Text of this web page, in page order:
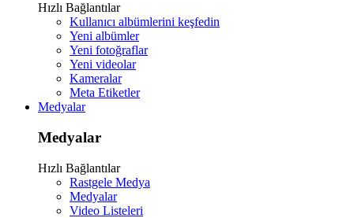
Hızlı Bağlantılar
Kullanıcı albümlerini keşfedin
Yeni albümler
Yeni fotoğraflar
Yeni videolar
Kameralar
Meta Etiketler
Medyalar
Medyalar
Hızlı Bağlantılar
Rastgele Medya
Medyalar
Video Listeleri